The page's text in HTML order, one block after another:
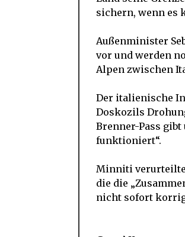
sichern, wenn es
Außenminister
vor und werden
Alpen zwischen
Der italienische
Doskozils
Brenner-Pass
funktioniert“.
Minniti verurteilte
die die
nicht sofort